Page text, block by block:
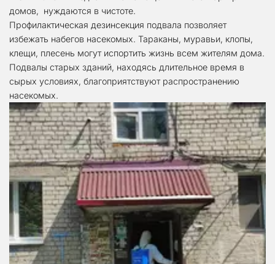
домов,  нуждаются в чистоте.
Профилактическая дезинсекция подвала позволяет
избежать набегов насекомых. Тараканы, муравьи, клопы,
клещи, плесень могут испортить жизнь всем жителям дома.
Подвалы старых зданий, находясь длительное время в
сырых условиях, благоприятствуют распространению
насекомых.